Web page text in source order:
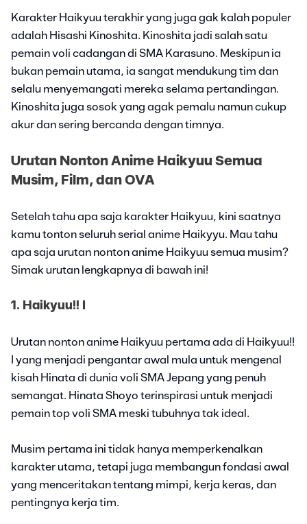
Karakter Haikyuu terakhir yang juga gak kalah populer
adalah Hisashi Kinoshita. Kinoshita jadi salah satu
pemain voli cadangan di SMA Karasuno. Meskipun ia
bukan pemain utama, ia sangat mendukung tim dan
selalu menyemangati mereka selama pertandingan.
Kinoshita juga sosok yang agak pemalu namun cukup
akur dan sering bercanda dengan timnya.
Urutan Nonton Anime Haikyuu Semua
Musim, Film, dan OVA
Setelah tahu apa saja karakter Haikyuu, kini saatnya
kamu tonton seluruh serial anime Haikyyu. Mau tahu
apa saja urutan nonton anime Haikyuu semua musim?
Simak urutan lengkapnya di bawah ini!
1. Haikyuu!! I
Urutan nonton anime Haikyuu pertama ada di Haikyuu!!
I yang menjadi pengantar awal mula untuk mengenal
kisah Hinata di dunia voli SMA Jepang yang penuh
semangat. Hinata Shoyo terinspirasi untuk menjadi
pemain top voli SMA meski tubuhnya tak ideal.
Musim pertama ini tidak hanya memperkenalkan
karakter utama, tetapi juga membangun fondasi awal
yang menceritakan tentang mimpi, kerja keras, dan
pentingnya kerja tim.